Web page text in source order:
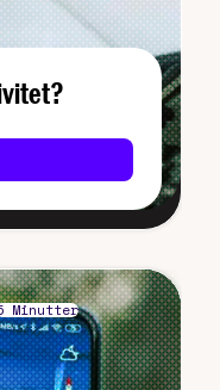
Minutter